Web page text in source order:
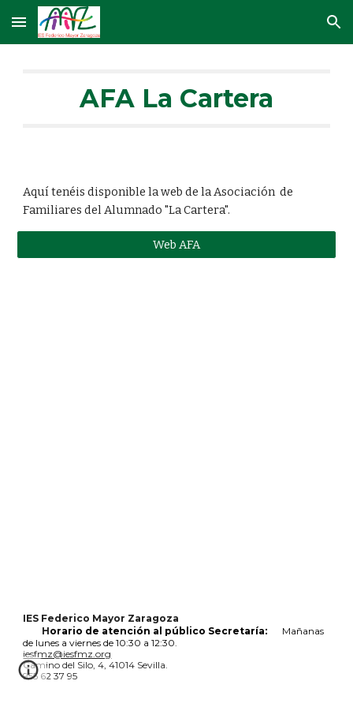
Skip to main content Skip to navigation
AFA La Cartera
Aquí tenéis disponible la web de la Asociación de
Familiares del Alumnado "La Cartera".
Web AFA
IES Federico Mayor Zaragoza
Horario de atención al público Secretaría:
Mañanas
de lunes a viernes de 10:30 a 12:30.
iesfmz@iesfmz.org
Camino del Silo, 4, 41014 Sevilla.
955 62 37 95